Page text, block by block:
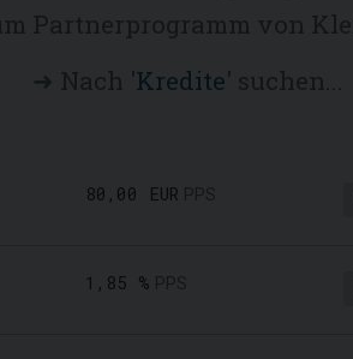
Kredite
80,00 EUR
1,85 %